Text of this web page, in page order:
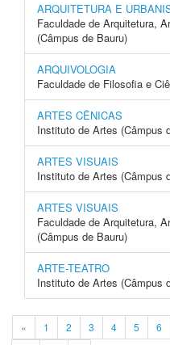
ARQUITETURA E
Faculdade de Arquitetura,
(Câmpus de Bauru)
ARQUIVOLOGIA
Faculdade de Filosofia e
ARTES CÊNICAS
Instituto de Artes (Câmpus
ARTES VISUAIS
Instituto de Artes (Câmpus
ARTES VISUAIS
Faculdade de Arquitetura,
(Câmpus de Bauru)
ARTE-TEATRO
Instituto de Artes (Câmpus
« 1 2 3 4 5 6